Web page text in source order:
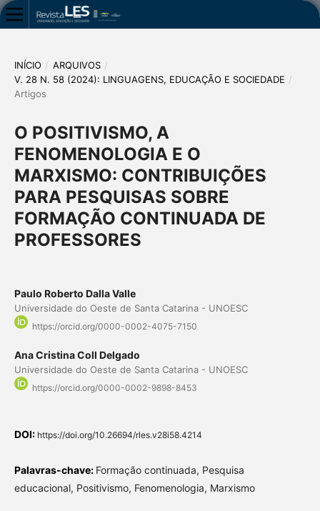
INÍCIO / ARQUIVOS /
V. 28 N. 58 (2024): LINGUAGENS, EDUCAÇÃO E SOCIEDADE /
Artigos
O POSITIVISMO, A
FENOMENOLOGIA E O
MARXISMO: CONTRIBUIÇÕES
PARA PESQUISAS SOBRE
FORMAÇÃO CONTINUADA DE
PROFESSORES
Paulo Roberto Dalla Valle
Universidade do Oeste de Santa Catarina - UNOESC
https://orcid.org/0000-0002-4075-7150
Ana Cristina Coll Delgado
Universidade do Oeste de Santa Catarina - UNOESC
https://orcid.org/0000-0002-9898-8453
DOI: https://doi.org/10.26694/rles.v28i58.4214
Palavras-chave: Formação continuada, Pesquisa
educacional, Positivismo, Fenomenologia, Marxismo